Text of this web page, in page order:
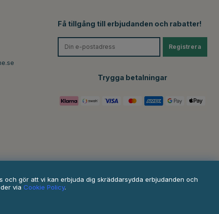
Få tillgång till erbjudanden och rabatter!
Registrera
Trygga betalningar
gör att vi kan erbjuda dig skräddarsydda erbjudanden och
via Cookie Policy.